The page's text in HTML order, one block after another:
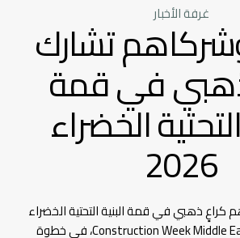
غرفة الأخبار تشارك
في قمة
الخضراء
2026
ذهبي في قمة البنية التحتية الخضراء
2026 التي نظمتها Construction Week Middle East، في خطوة